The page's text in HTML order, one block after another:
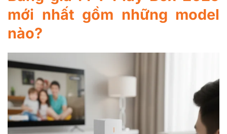
mới nhất gồm những model
nào?